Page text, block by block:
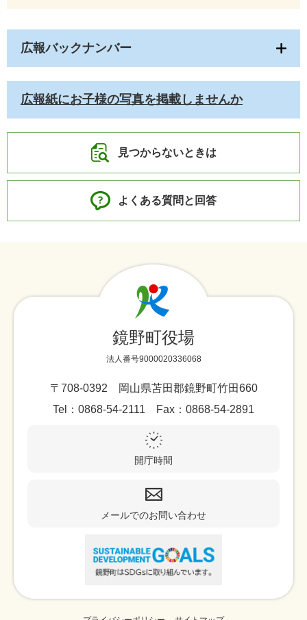
広報バックナンバー
広報紙にお子様の写真を掲載しませんか
見つからないときは
よくある質問と回答
鏡野町役場
法人番号9000020336068
〒708-0392 岡山県苫田郡鏡野町竹田660
Tel：0868-54-2111 Fax：0868-54-2891
開庁時間
メールでのお問い合わせ